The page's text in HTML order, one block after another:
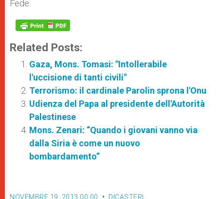
Fede.
Related Posts:
Gaza, Mons. Tomasi: "Intollerabile
l'uccisione di tanti civili"
Terrorismo: il cardinale Parolin sprona l'Onu
Udienza del Papa al presidente dell'Autorità
Palestinese
Mons. Zenari: “Quando i giovani vanno via
dalla Siria è come un nuovo
bombardamento”
NOVEMBRE 19, 2013 00:00 DICASTERI